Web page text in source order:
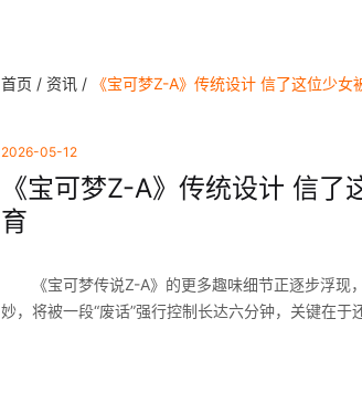
首页 / 资讯 / 《宝可梦Z-A》传统设计 信了这位少
2026-05-12
《宝可梦Z-A》传统设计 信
育
《宝可梦传说Z-A》的更多趣味细节正逐步浮现
妙，将被一段“废话”强行控制长达六分钟，关键在于